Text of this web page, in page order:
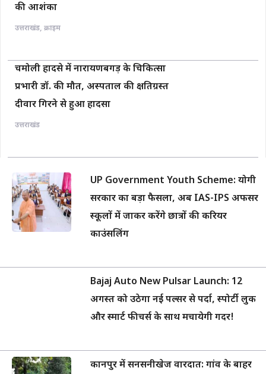
की आशंका
उत्तराखंड, क्राइम
चमोली हादसे में नारायणबगड़ के चिकित्सा
प्रभारी डॉ. की मौत, अस्पताल की क्षतिग्रस्त
दीवार गिरने से हुआ हादसा
उत्तराखंड
UP Government Youth Scheme: योगी
सरकार का बड़ा फैसला, अब IAS-IPS अफसर
स्कूलों में जाकर करेंगे छात्रों की करियर
काउंसलिंग
Bajaj Auto New Pulsar Launch: 12
अगस्त को उठेगा नई पल्सर से पर्दा, स्पोर्टी लुक
और स्मार्ट फीचर्स के साथ मचायेगी गदर!
कानपुर में सनसनीखेज वारदात: गांव के बाहर